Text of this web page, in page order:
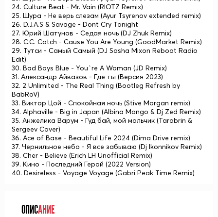
24. Culture Beat - Mr. Vain (RIOTZ Remix)
25. Шура - Не верь слезам (Ayur Tsyrenov extended remix)
26. D.J.A.S & Savage - Dont Cry Tonight
27. Юрий Шатунов - Седая ночь (DJ Zhuk Remix)
28. C.C. Catch - Cause You Are Young (GoodMarket Remix)
29. Тутси - Самый Самый (DJ Sasha Mixon Reboot Radio
Edit)
30. Bad Boys Blue - You`re A Woman (JD Remix)
31. Александр Айвазов - Где ты (Версия 2023)
32. 2 Unlimited - The Real Thing (Bootleg Refresh by
BabRoV)
33. Виктор Цой - Спокойная ночь (Stive Morgan remix)
34. Alphaville - Big in Japan (Albina Mango & Dj Zed Remix)
35. Анжелика Варум - Гуд бай, мой мальчик (Tarabrin &
Sergeev Cover)
36. Ace of Base - Beautiful Life 2024 (Dima Drive remix)
37. Чернильное небо - Я все забываю (Dj Ikonnikov Remix)
38. Cher - Believe (Erich LH Unofficial Remix)
39. Кино - Последний Герой (2022 Version)
40. Desireless - Voyage Voyage (Gabri Peak Time Remix)
ОПИСАНИЕ